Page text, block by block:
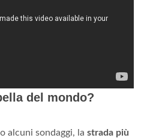
del mondo?
alcuni sondaggi, la strada più